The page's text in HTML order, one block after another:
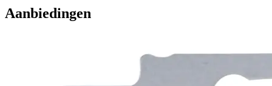
Aanbiedingen